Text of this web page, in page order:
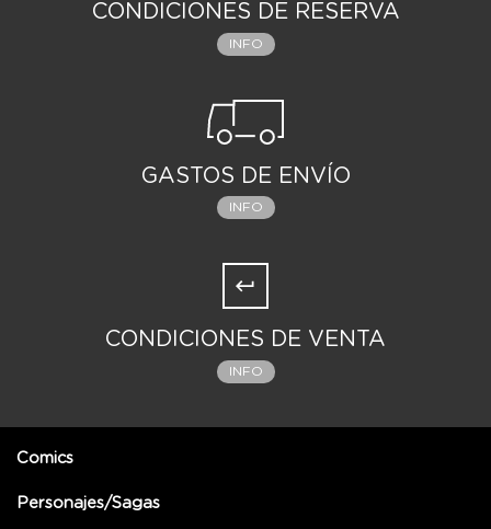
CONDICIONES DE RESERVA
INFO
GASTOS DE ENVÍO
INFO
CONDICIONES DE VENTA
INFO
Comics
Personajes/Sagas